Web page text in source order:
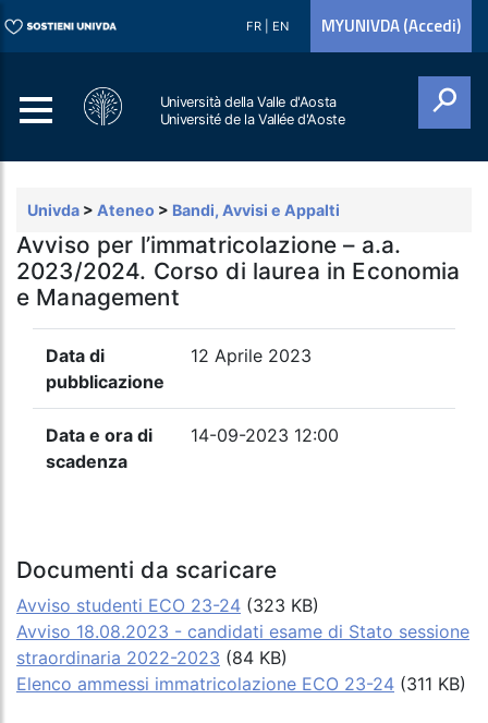
FR EN MYUNIVDA (Accedi)
Università della Valle d'Aosta
Université de la Vallée d'Aoste
Univda > Ateneo > Bandi, Avvisi e Appalti
Avviso per l’immatricolazione – a.a.
2023/2024. Corso di laurea in Economia
e Management
Data di
pubblicazione
12 Aprile 2023
Data e ora di
scadenza
14-09-2023 12:00
Documenti da scaricare
Avviso studenti ECO 23-24 (323 KB)
Avviso 18.08.2023 - candidati esame di Stato sessione
straordinaria 2022-2023 (84 KB)
Elenco ammessi immatricolazione ECO 23-24 (311 KB)